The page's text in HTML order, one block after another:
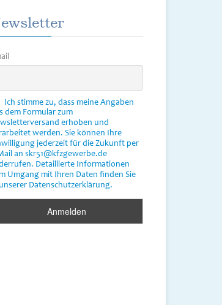
Ich stimme zu, dass meine Angaben
dem Formular zum
erhoben und
werden. Sie können Ihre
jederzeit für die Zukunft per
an skr51@kfzgewerbe.de
Detaillierte Informationen
Umgang mit Ihren Daten finden Sie
Datenschutzerklärung.